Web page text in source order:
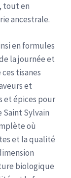
tout en
ancestrale.
en formules
la journée et
tisanes
et
et épices pour
Saint Sylvain
où
et la qualité
biologique